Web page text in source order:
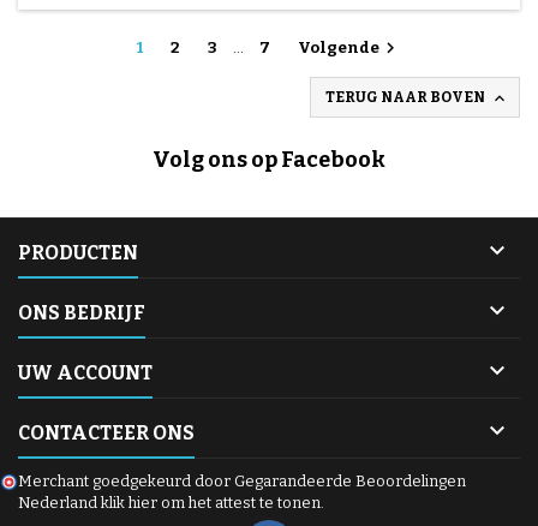
1 2 3 7 Volgende 
TERUG NAAR BOVEN 
Volg ons op Facebook
PRODUCTEN 
ONS BEDRIJF 
UW ACCOUNT 
CONTACTEER ONS 
Merchant goedgekeurd door Gegarandeerde Beoordelingen
Nederland klik hier om het attest te tonen